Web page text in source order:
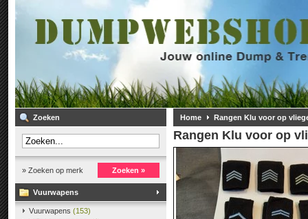
Zoeken
» Zoeken op merk Zoeken »
Vuurwapens
Vuurwapens (153)
Home Rangen Klu voor op
Rangen Klu voor op